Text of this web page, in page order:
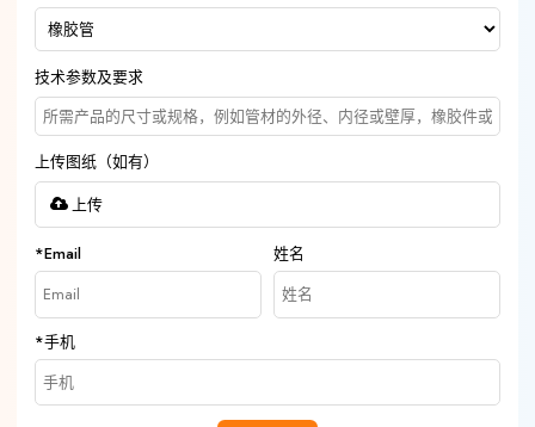
技术参数及要求
上传图纸（如有）
上传
*Email 姓名
*手机